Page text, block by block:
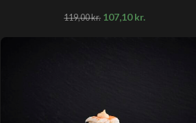
119,00kr. 107,10kr.